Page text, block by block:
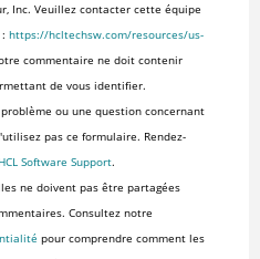
Inc. Veuillez contacter cette équipe
https://hcltechsw.com/resources/us-
commentaire ne doit contenir
de vous identifier.
ou une question concernant
pas ce formulaire. Rendez-
HCL Software Support.
ne doivent pas être partagées
Consultez notre
pour comprendre comment les